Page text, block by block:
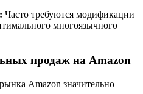
Часто требуются модификации
многоязычного
продаж на Amazon
Amazon значительно